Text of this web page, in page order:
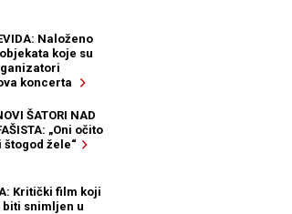
Naloženo
koje su
koncerta
ŠATORI NAD
„Oni očito
štogod žele“
Kritički film koji
biti snimljen u